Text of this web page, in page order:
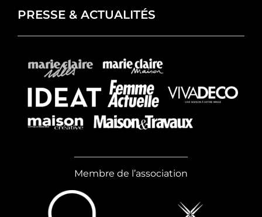
PRESSE & ACTUALITÉS
Membre de l’association